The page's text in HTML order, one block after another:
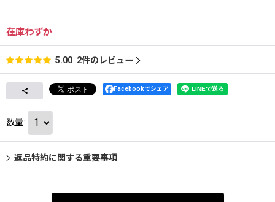
在庫わずか
5.00 2件のレビュー
Facebookでシェア
数量:
返品特約に関する重要事項